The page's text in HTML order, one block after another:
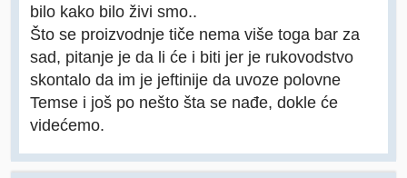
bilo kako bilo živi smo..
Što se proizvodnje tiče nema više toga bar za
sad, pitanje je da li će i biti jer je rukovodstvo
skontalo da im je jeftinije da uvoze polovne
Temse i još po nešto šta se nađe, dokle će
videćemo.